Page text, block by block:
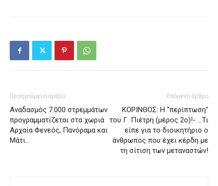
Προηγούμενο άρθρο
Αναδασμός 7.000 στρεμμάτων
προγραμματίζεται στα χωριά
Αρχαία Φενεός, Πανόραμα και
Μάτι…
Επόμενο άρθρο
ΚΟΡΙΝΘΟΣ: Η “περίπτωση”
του Γ. Πιέτρη (μέρος 2ο)!- …Τι
είπε για το διοικητήριο ο
άνθρωπος που έχει κέρδη με
τη σίτιση των μεταναστών!